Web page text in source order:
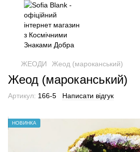
ЖЕОДИ Жеод (мароканський)
Жеод (мароканський)
Артикул: 166-5 Написати відгук
НОВИНКА